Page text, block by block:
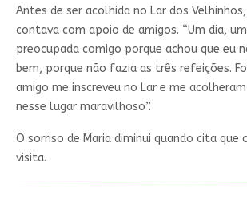
Antes de ser acolhida no Lar dos
contava com apoio de amigos. “Um dia,
preocupada comigo porque achou que eu
bem, porque não fazia as três refeições.
amigo me inscreveu no Lar e me
nesse lugar maravilhoso”.
O sorriso de Maria diminui quando cita que
visita.